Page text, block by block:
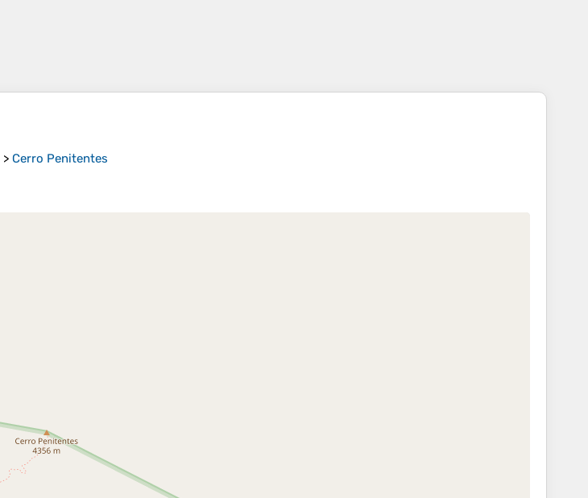
> Cerro Penitentes